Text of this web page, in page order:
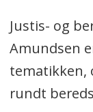
Justis- og
Amundsen
tematikken,
rundt